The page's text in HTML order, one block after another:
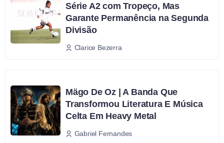
Série A2 com Tropeço, Mas
Garante Permanência na Segunda
Divisão
Clarice Bezerra
Mägo De Oz | A Banda Que
Transformou Literatura E Música
Celta Em Heavy Metal
Gabriel Fernandes